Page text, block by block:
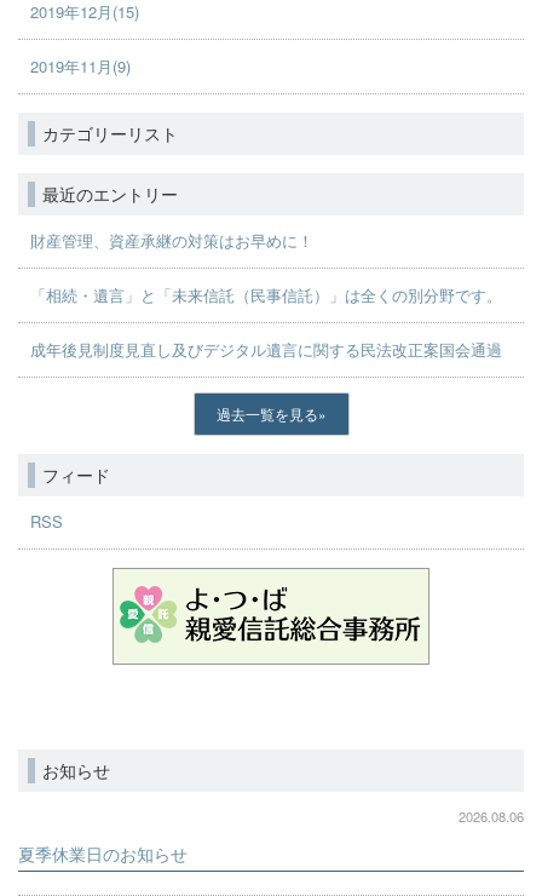
2019年12月(15)
2019年11月(9)
カテゴリーリスト
最近のエントリー
財産管理、資産承継の対策はお早めに！
「相続・遺言」と「未来信託（民事信託）」は全くの別分野です。
成年後見制度見直し及びデジタル遺言に関する民法改正案国会通過
過去一覧を見る
フィード
RSS
お知らせ
2026.08.06
夏季休業日のお知らせ